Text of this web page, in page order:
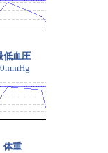
低血圧
体重